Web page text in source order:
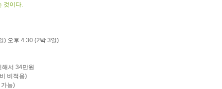
것이다.
) 오후 4:30 (2박 3일)
서 34만원
비적용)
가능)